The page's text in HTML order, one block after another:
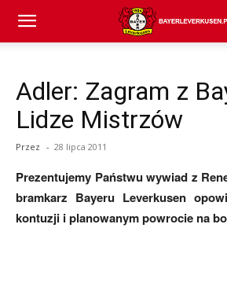
Bayer
Adler: Zagram z
Lidze Mistrzów
Przez - 28 lipca 2011
Prezentujemy Państwu wywiad z
bramkarz Bayeru Leverkusen
kontuzji i planowanym powrocie na